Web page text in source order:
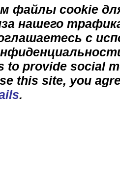
файлы cookie
нашего
с
to provide social
this site, you
.